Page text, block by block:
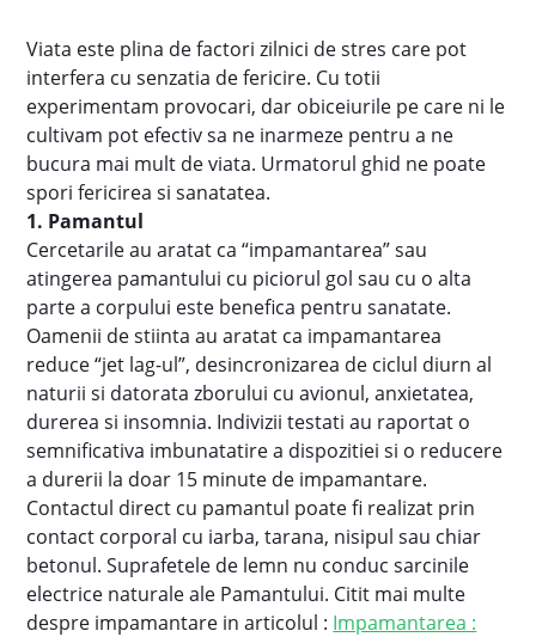
Viata este plina de factori zilnici de stres care pot
interfera cu senzatia de fericire. Cu totii
experimentam provocari, dar obiceiurile pe care ni le
cultivam pot efectiv sa ne inarmeze pentru a ne
bucura mai mult de viata. Urmatorul ghid ne poate
spori fericirea si sanatatea.
1. Pamantul
Cercetarile au aratat ca “impamantarea” sau
atingerea pamantului cu piciorul gol sau cu o alta
parte a corpului este benefica pentru sanatate.
Oamenii de stiinta au aratat ca impamantarea
reduce “jet lag-ul”, desincronizarea de ciclul diurn al
naturii si datorata zborului cu avionul, anxietatea,
durerea si insomnia. Indivizii testati au raportat o
semnificativa imbunatatire a dispozitiei si o reducere
a durerii la doar 15 minute de impamantare.
Contactul direct cu pamantul poate fi realizat prin
contact corporal cu iarba, tarana, nisipul sau chiar
betonul. Suprafetele de lemn nu conduc sarcinile
electrice naturale ale Pamantului. Citit mai multe
despre impamantare in articolul : Impamantarea :